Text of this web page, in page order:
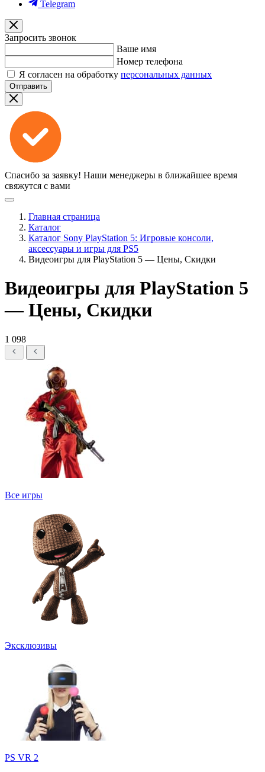
Telegram
Запросить звонок
Ваше имя
Номер телефона
Я согласен на обработку персональных данных
Отправить
Спасибо за заявку! Наши менеджеры в ближайшее время
свяжутся с вами
Главная страница
Каталог
Каталог Sony PlayStation 5: Игровые консоли,
аксессуары и игры для PS5
Видеоигры для PlayStation 5 — Цены, Скидки
Видеоигры для PlayStation 5
— Цены, Скидки
1 098
Все игры
Эксклюзивы
PS VR 2